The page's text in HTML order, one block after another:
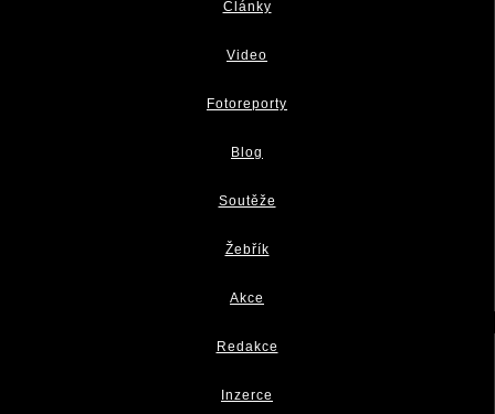
Články
Video
Fotoreporty
Blog
Soutěže
Žebřík
Akce
Redakce
Inzerce